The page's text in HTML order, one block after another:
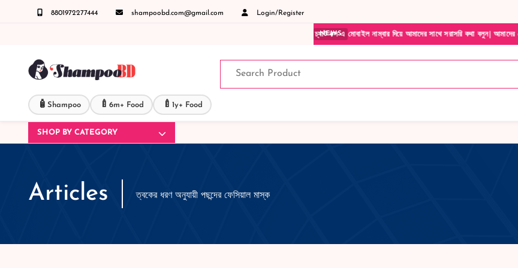
8801972277444 shampoobd.com@gmail.com Login/Register
NEWS
+8801972277444 সহজে অর্ডার করতে প্রোডাক্ট পেজে আপনার মোবাইল নাম্বার দিন অথবা চ্যাট বক্স এ মোবাইল নাম্বার দিয়ে আমাদের সাথে সরাসরি কথা বলুন| আমাদের যেকোনো পণ্য
🧴 Shampoo 🍼 6m+ Food 🍼 1y+ Food
SHOP BY CATEGORY
Articles ত্বকের ধরণ অনুযায়ী পছন্দের ফেসিয়াল মাস্ক